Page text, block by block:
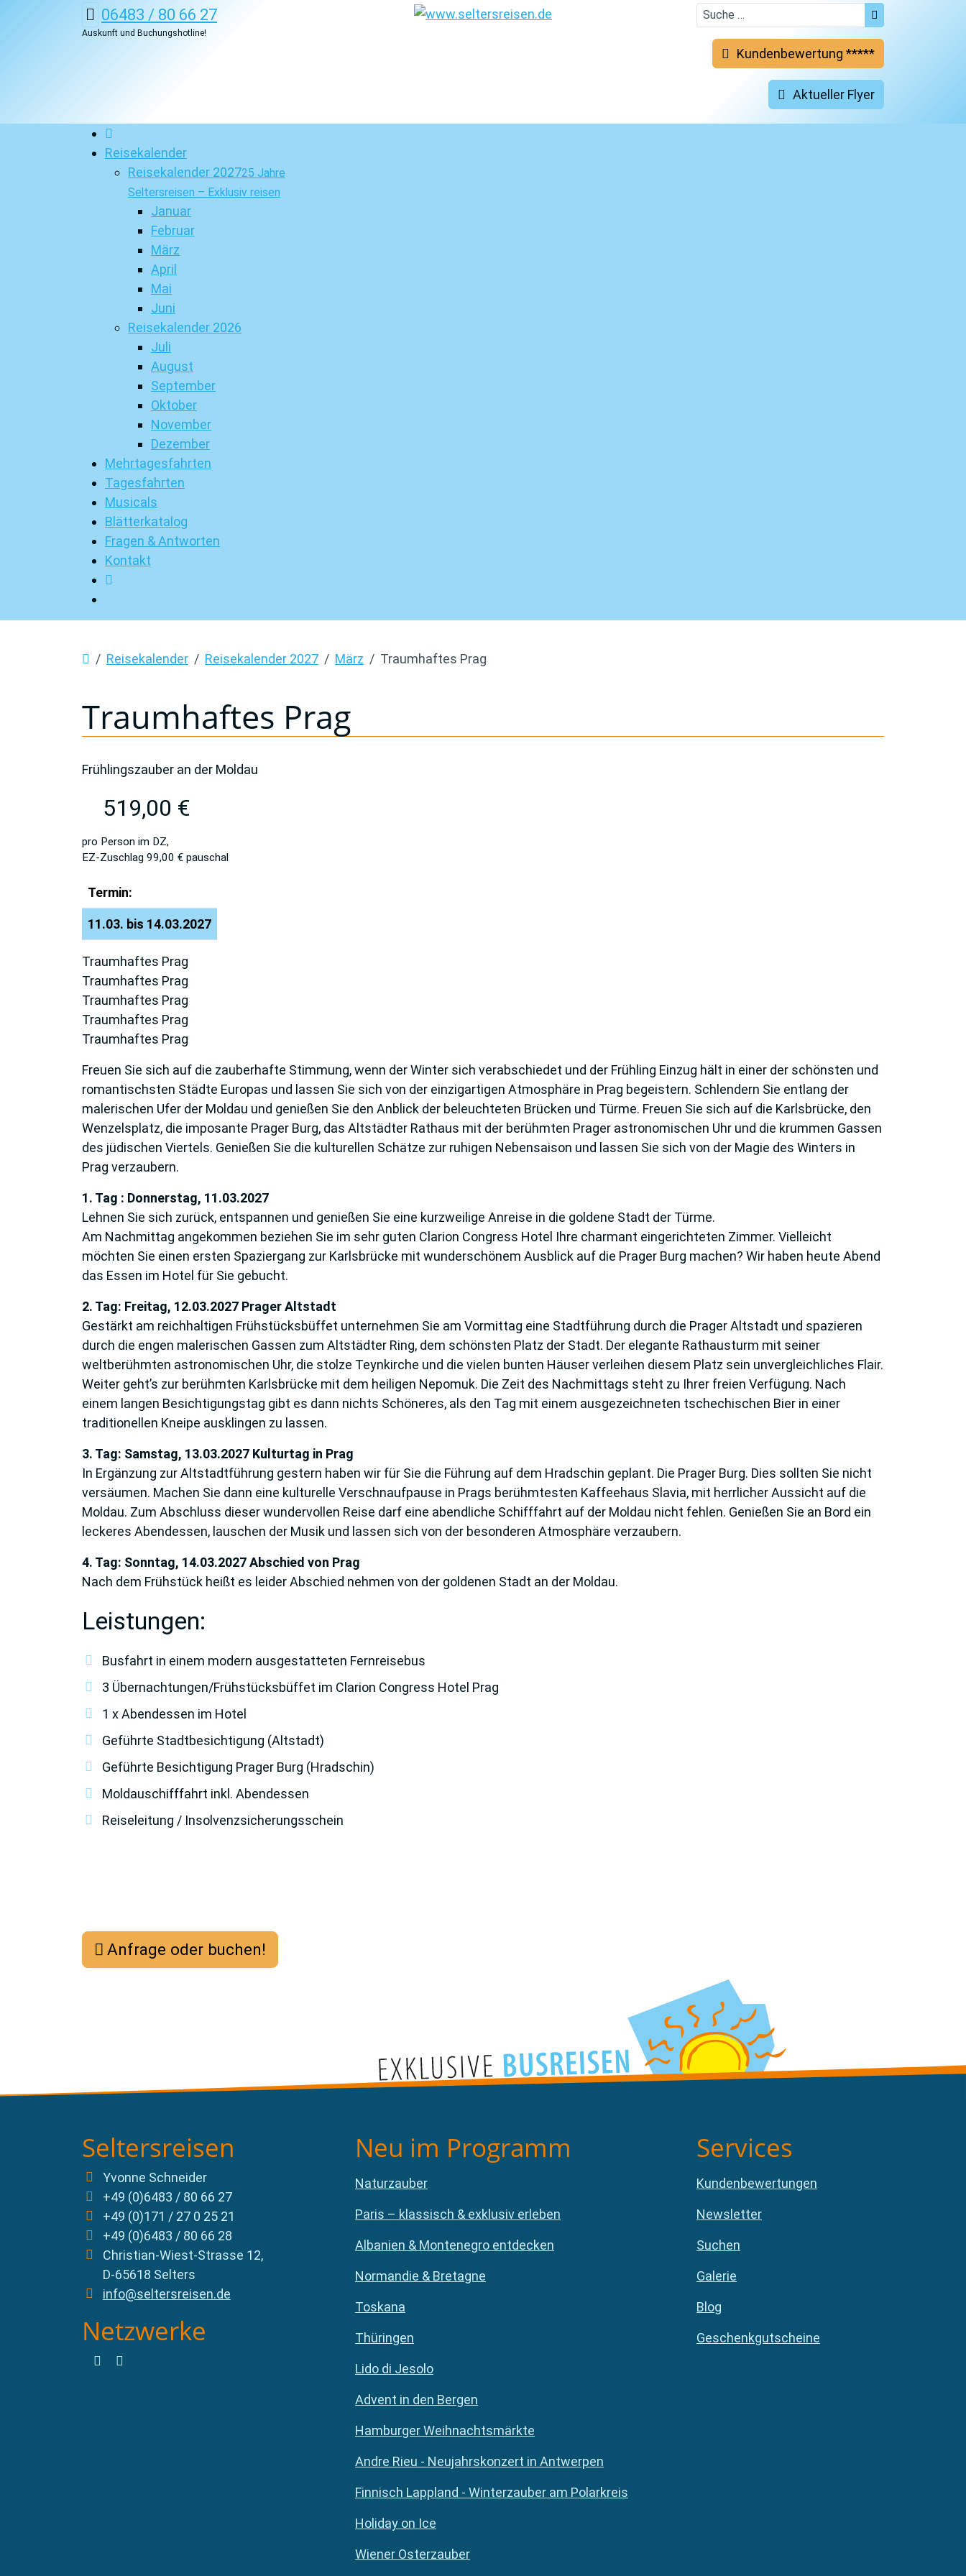
06483 / 80 66 27
Auskunft und Buchungshotline!
Kundenbewertung *****
Aktueller Flyer
Reisekalender
Reisekalender 202725 Jahre
Seltersreisen – Exklusiv reisen
Januar
Februar
März
April
Mai
Juni
Reisekalender 2026
Juli
August
September
Oktober
November
Dezember
Mehrtagesfahrten
Tagesfahrten
Musicals
Blätterkatalog
Fragen & Antworten
Kontakt
Reisekalender Reisekalender 2027 März Traumhaftes Prag
Traumhaftes Prag
Frühlingszauber an der Moldau
519,00 €
pro Person im DZ,
EZ-Zuschlag 99,00 € pauschal
Termin:
11.03. bis 14.03.2027
Traumhaftes Prag
Traumhaftes Prag
Traumhaftes Prag
Traumhaftes Prag
Traumhaftes Prag
Freuen Sie sich auf die zauberhafte Stimmung, wenn der Winter sich verabschiedet und der Frühling Einzug hält in einer der schönsten und
romantischsten Städte Europas und lassen Sie sich von der einzigartigen Atmosphäre in Prag begeistern. Schlendern Sie entlang der
malerischen Ufer der Moldau und genießen Sie den Anblick der beleuchteten Brücken und Türme. Freuen Sie sich auf die Karlsbrücke, den
Wenzelsplatz, die imposante Prager Burg, das Altstädter Rathaus mit der berühmten Prager astronomischen Uhr und die krummen Gassen
des jüdischen Viertels. Genießen Sie die kulturellen Schätze zur ruhigen Nebensaison und lassen Sie sich von der Magie des Winters in
Prag verzaubern.
1. Tag : Donnerstag, 11.03.2027
Lehnen Sie sich zurück, entspannen und genießen Sie eine kurzweilige Anreise in die goldene Stadt der Türme.
Am Nachmittag angekommen beziehen Sie im sehr guten Clarion Congress Hotel Ihre charmant eingerichteten Zimmer. Vielleicht
möchten Sie einen ersten Spaziergang zur Karlsbrücke mit wunderschönem Ausblick auf die Prager Burg machen? Wir haben heute Abend
das Essen im Hotel für Sie gebucht.
2. Tag: Freitag, 12.03.2027 Prager Altstadt
Gestärkt am reichhaltigen Frühstücksbüffet unternehmen Sie am Vormittag eine Stadtführung durch die Prager Altstadt und spazieren
durch die engen malerischen Gassen zum Altstädter Ring, dem schönsten Platz der Stadt. Der elegante Rathausturm mit seiner
weltberühmten astronomischen Uhr, die stolze Teynkirche und die vielen bunten Häuser verleihen diesem Platz sein unvergleichliches Flair.
Weiter geht’s zur berühmten Karlsbrücke mit dem heiligen Nepomuk. Die Zeit des Nachmittags steht zu Ihrer freien Verfügung. Nach
einem langen Besichtigungstag gibt es dann nichts Schöneres, als den Tag mit einem ausgezeichneten tschechischen Bier in einer
traditionellen Kneipe ausklingen zu lassen.
3. Tag: Samstag, 13.03.2027 Kulturtag in Prag
In Ergänzung zur Altstadtführung gestern haben wir für Sie die Führung auf dem Hradschin geplant. Die Prager Burg. Dies sollten Sie nicht
versäumen. Machen Sie dann eine kulturelle Verschnaufpause in Prags berühmtesten Kaffeehaus Slavia, mit herrlicher Aussicht auf die
Moldau. Zum Abschluss dieser wundervollen Reise darf eine abendliche Schifffahrt auf der Moldau nicht fehlen. Genießen Sie an Bord ein
leckeres Abendessen, lauschen der Musik und lassen sich von der besonderen Atmosphäre verzaubern.
4. Tag: Sonntag, 14.03.2027 Abschied von Prag
Nach dem Frühstück heißt es leider Abschied nehmen von der goldenen Stadt an der Moldau.
Leistungen:
Busfahrt in einem modern ausgestatteten Fernreisebus
3 Übernachtungen/Frühstücksbüffet im Clarion Congress Hotel Prag
1 x Abendessen im Hotel
Geführte Stadtbesichtigung (Altstadt)
Geführte Besichtigung Prager Burg (Hradschin)
Moldauschifffahrt inkl. Abendessen
Reiseleitung / Insolvenzsicherungsschein
Anfrage oder buchen!
Seltersreisen
Yvonne Schneider
+49 (0)6483 / 80 66 27
+49 (0)171 / 27 0 25 21
+49 (0)6483 / 80 66 28
Christian-Wiest-Strasse 12,
D-65618 Selters
info@seltersreisen.de
Netzwerke
Neu im Programm
Naturzauber
Paris – klassisch & exklusiv erleben
Albanien & Montenegro entdecken
Normandie & Bretagne
Toskana
Thüringen
Lido di Jesolo
Advent in den Bergen
Hamburger Weihnachtsmärkte
Andre Rieu - Neujahrskonzert in Antwerpen
Finnisch Lappland - Winterzauber am Polarkreis
Holiday on Ice
Wiener Osterzauber
Services
Kundenbewertungen
Newsletter
Suchen
Galerie
Blog
Geschenkgutscheine